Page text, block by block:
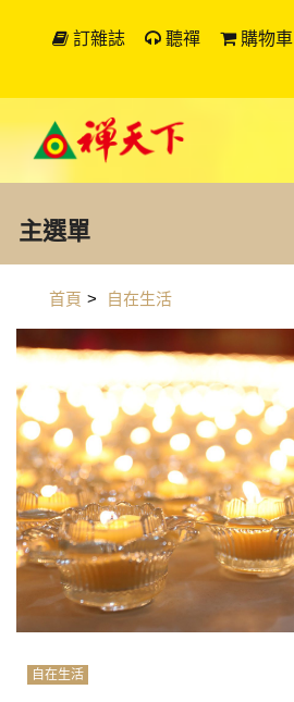
訂雜誌 聽禪 購物車
主選單
首頁 > 自在生活
自在生活